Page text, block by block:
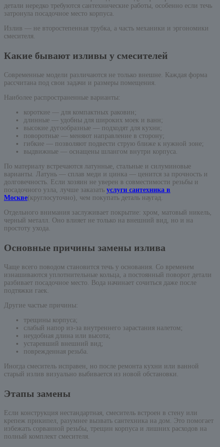
детали нередко требуются сантехнические работы, особенно если течь
затронула посадочное место корпуса.
Излив — не второстепенная трубка, а часть механики и эргономики
смесителя.
Какие бывают изливы у смесителей
Современные модели различаются не только внешне. Каждая форма
рассчитана под свои задачи и размеры помещения.
Наиболее распространенные варианты:
короткие — для компактных раковин;
длинные — удобны для широких моек и ванн;
высокие дугообразные — подходят для кухни;
поворотные — меняют направление в сторону;
гибкие — позволяют подвести струю ближе к нужной зоне;
выдвижные — оснащены шлангом внутри корпуса.
По материалу встречаются латунные, стальные и силуминовые
варианты. Латунь — сплав меди и цинка — ценится за прочность и
долговечность. Если хозяин не уверен в совместимости резьбы и
посадочного узла, лучше заказать услуги сантехника в
Москве(круглосуточно), чем покупать деталь наугад.
Отдельного внимания заслуживает покрытие: хром, матовый никель,
черный металл. Оно влияет не только на внешний вид, но и на
простоту ухода.
Основные причины замены излива
Чаще всего поводом становится течь у основания. Со временем
изнашиваются уплотнительные кольца, а постоянный поворот детали
разбивает посадочное место. Вода начинает сочиться даже после
подтяжки гаек.
Другие частые причины:
трещины корпуса;
слабый напор из-за внутреннего зарастания налетом;
неудобная длина или высота;
устаревший внешний вид;
поврежденная резьба.
Иногда смеситель исправен, но после ремонта кухни или ванной
старый излив визуально выбивается из новой обстановки.
Этапы замены
Если конструкция нестандартная, смеситель встроен в стену или
крепеж прикипел, разумнее вызвать сантехника на дом. Это помогает
избежать сорванной резьбы, трещин корпуса и лишних расходов на
полный комплект смесителя.